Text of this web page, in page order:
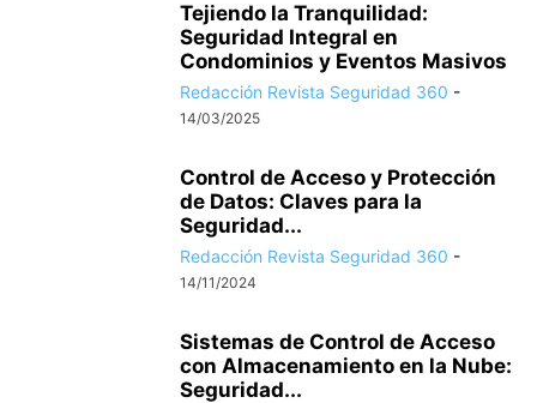
Tejiendo la Tranquilidad:
Seguridad Integral en
Condominios y Eventos Masivos
Redacción Revista Seguridad 360 -
14/03/2025
Control de Acceso y Protección
de Datos: Claves para la
Seguridad...
Redacción Revista Seguridad 360 -
14/11/2024
Sistemas de Control de Acceso
con Almacenamiento en la Nube:
Seguridad...